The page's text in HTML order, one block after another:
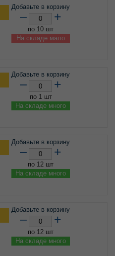
Добавьте в корзину
– +
по 10 шт
На складе мало
Добавьте в корзину
– +
по 1 шт
На складе много
Добавьте в корзину
– +
по 12 шт
На складе много
Добавьте в корзину
– +
по 12 шт
На складе много